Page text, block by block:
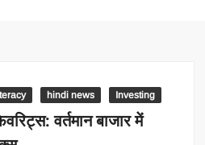
hindi news Investing
वर्तमान बाजार में